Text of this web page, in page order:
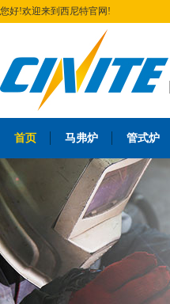
您好!欢迎来到西尼特官网!
首页 马弗炉 管式炉